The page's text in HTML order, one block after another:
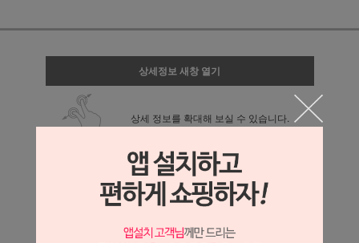
상세정보 새창 열기
상세 정보를 확대해 보실 수 있습니다.